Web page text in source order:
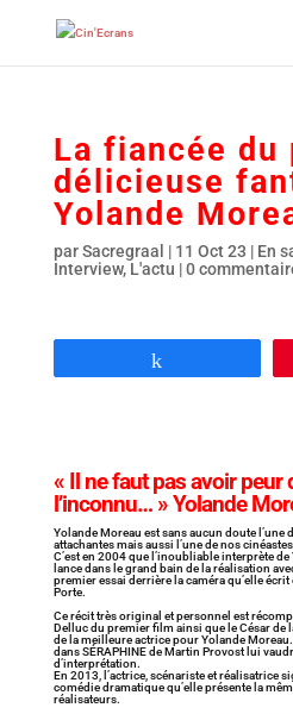
La fiancée du
délicieuse
Yolande
parSacregraal | 11 Oct 23 | En
Interview, L'actu |0
« Il ne faut pas avoir peur
l’inconnu… » Yolande
Yolande Moreau est sans aucun doute l’une
attachantes mais aussi l’une de nos
C’est en 2004 que l’inoubliable interprète
lance dans le grand bain de la réalisation
premier essai derrière la caméra qu’elle
Porte.
Ce récit très original et personnel est
Delluc du premier film ainsi que le César
de la meilleure actrice pour Yolande
dans SÉRAPHINE de Martin Provost lui
d’interprétation.
En 2013, l’actrice, scénariste et réalisatrice
comédie dramatique qu’elle présente la
réalisateurs.